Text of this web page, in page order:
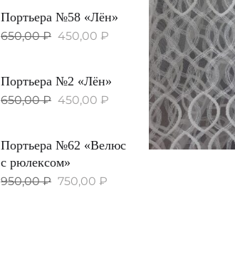
Портьера №58 «Лён»
650,00₽ 450,00 ₽
Портьера №2 «Лён»
650,00₽ 450,00 ₽
Портьера №62 «Велюс
с рюлексом»
950,00₽ 750,00 ₽